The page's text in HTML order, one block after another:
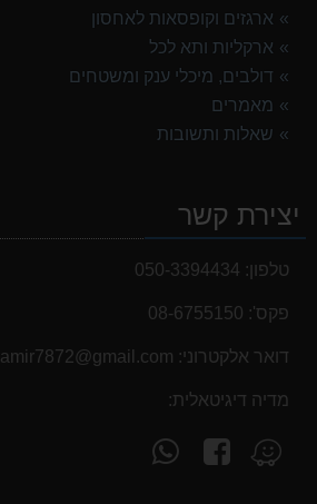
ארגזים וקופסאות לאחסון
ארקליות ותא לכל
דולבים, מיכלי ענק ומשטחים
מאמרים
שאלות ותשובות
יצירת קשר
טלפון: 050-3394434
פקס': 08-6755150
דואר אלקטרוני: ‫amir7872@gmail.com‬
מדיה דיגיטאלית:
מצא
אותנו
עקוב
אחרינו